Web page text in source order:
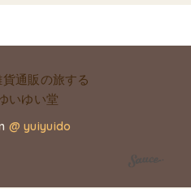
@ yuiyuido